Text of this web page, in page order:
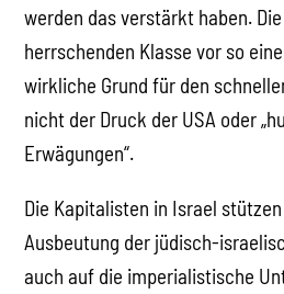
werden das verstärkt haben.
herrschenden Klasse vor so
wirkliche Grund für den
nicht der Druck der USA oder
Erwägungen“.
Die Kapitalisten in Israel
Ausbeutung der jüdisch-
auch auf die imperialistische